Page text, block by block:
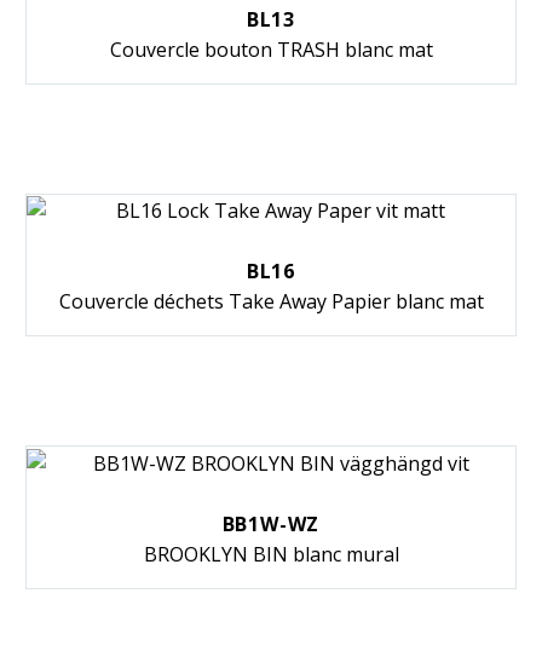
BL13
Couvercle bouton TRASH blanc mat
BL16
Couvercle déchets Take Away Papier blanc mat
BB1W-WZ
BROOKLYN BIN blanc mural